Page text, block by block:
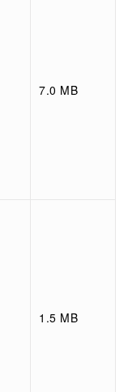
7.0 MB
1.5 MB